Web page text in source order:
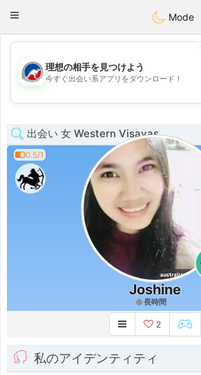
AustraliaChat
Toggle
Mode
💖
💕
理想の相手を見つけよう
今すぐ出会い系アプリをダウンロード！
出会い 女 Western Visayas
0.5/1
Joshine
長時間
2
私のアイデンティティ